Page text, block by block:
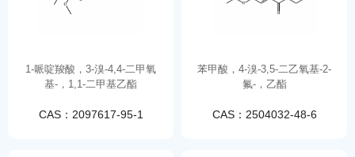
1-哌啶羧酸，3-溴-4,4-二甲氧
基-，1,1-二甲基乙酯
CAS：2097617-95-1
苯甲酸，4-溴-3,5-二乙氧基-2-
氟-，乙酯
CAS：2504032-48-6